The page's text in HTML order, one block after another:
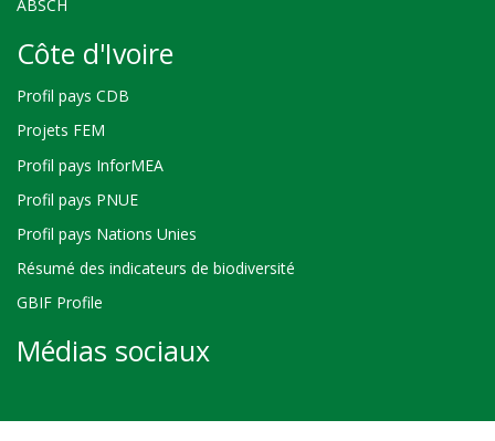
ABSCH
Côte d'Ivoire
Profil pays CDB
Projets FEM
Profil pays InforMEA
Profil pays PNUE
Profil pays Nations Unies
Résumé des indicateurs de biodiversité
GBIF Profile
Médias sociaux